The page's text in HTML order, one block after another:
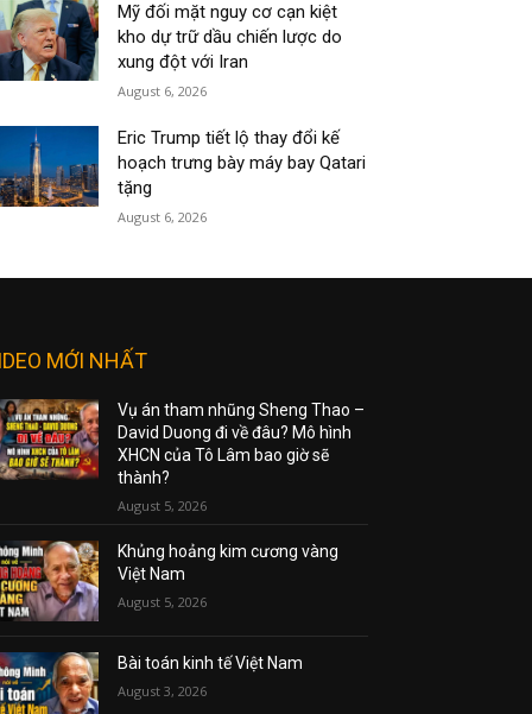
Mỹ đối mặt nguy cơ cạn kiệt
kho dự trữ dầu chiến lược do
xung đột với Iran
August 6, 2026
Eric Trump tiết lộ thay đổi kế
hoạch trưng bày máy bay Qatari
tặng
August 6, 2026
MỚI NHẤT
Vụ án tham nhũng Sheng Thao –
David Duong đi về đâu? Mô hình
XHCN của Tô Lâm bao giờ sẽ
thành?
August 5, 2026
Khủng hoảng kim cương vàng
Việt Nam
August 5, 2026
Bài toán kinh tế Việt Nam
August 3, 2026